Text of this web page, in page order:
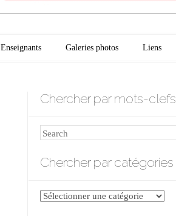
Enseignants Galeries photos Liens
Chercher par mots-clefs
Search
Chercher par catégories
Chercher